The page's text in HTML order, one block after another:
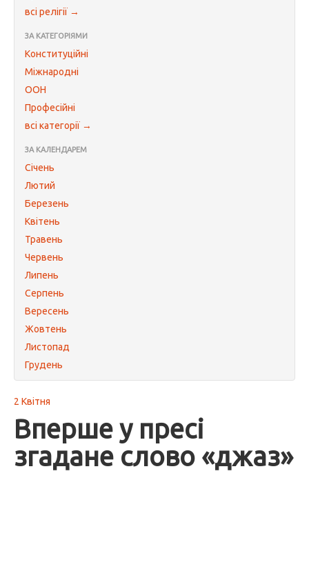
всі релігії →
ЗА КАТЕГОРІЯМИ
Конституційні
Міжнародні
ООН
Професійні
всі категорії →
ЗА КАЛЕНДАРЕМ
Січень
Лютий
Березень
Квітень
Травень
Червень
Липень
Серпень
Вересень
Жовтень
Листопад
Грудень
2 Квітня
Вперше у пресі
згадане слово «джаз»